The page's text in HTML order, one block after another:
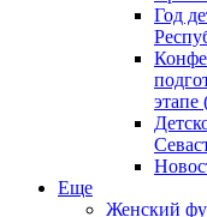
Год
этапе
Еще
Женский